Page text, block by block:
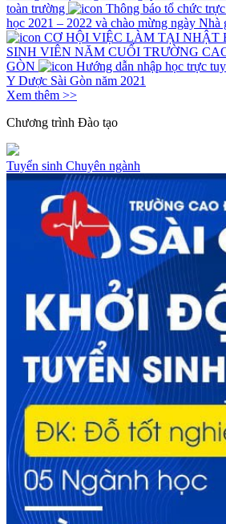
toàn trường
Thông báo tổ chức
học 2021 – 2022 và chào mừng ngày Nhà
CƠ HỘI VIỆC LÀM TẠI NHẬT
SINH VIÊN NĂM CUỐI TRƯỜNG
GÒN
Hướng dẫn nhập học trực
Y Dược Sài Gòn năm 2021
Xem thêm >>
Chương trình Đào tạo
Tuyển sinh Chuyên ngành